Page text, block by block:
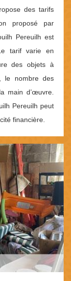
des tarifs
proposé par
Pereuilh est
tarif varie en
des objets à
le nombre des
main d’œuvre.
Pereuilh peut
financière.